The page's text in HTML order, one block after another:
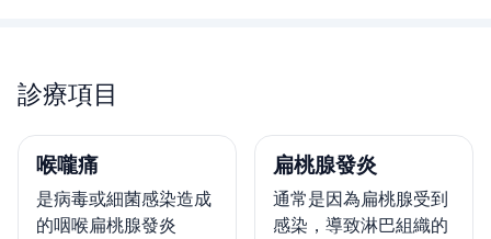
診療項目
喉嚨痛
是病毒或細菌感染造成
的咽喉扁桃腺發炎
扁桃腺發炎
通常是因為扁桃腺受到
感染，導致淋巴組織的